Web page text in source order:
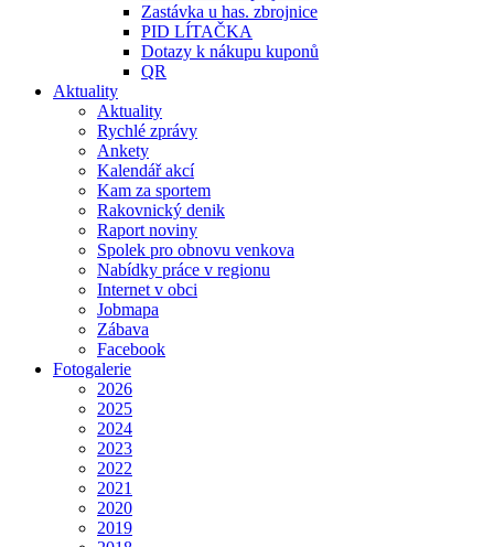
Zastávka u has. zbrojnice
PID LÍTAČKA
Dotazy k nákupu kuponů
QR
Aktuality
Aktuality
Rychlé zprávy
Ankety
Kalendář akcí
Kam za sportem
Rakovnický denik
Raport noviny
Spolek pro obnovu venkova
Nabídky práce v regionu
Internet v obci
Jobmapa
Zábava
Facebook
Fotogalerie
2026
2025
2024
2023
2022
2021
2020
2019